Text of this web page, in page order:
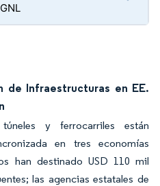
de Infraestructuras en EE.
y ferrocarriles están
en tres economías
han destinado USD 110 mil
las agencias estatales de